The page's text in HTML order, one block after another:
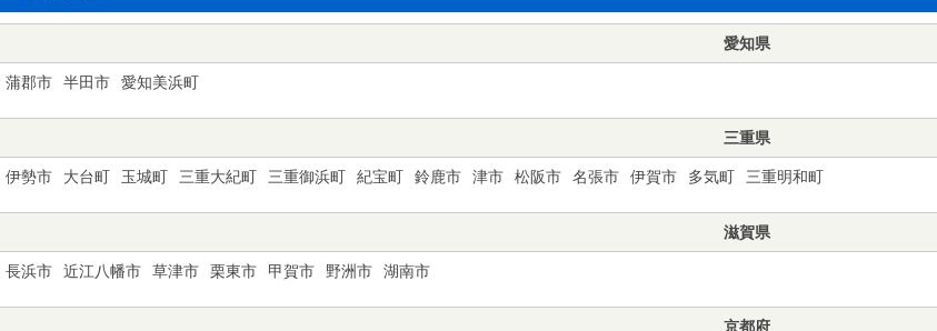
愛知県
蒲郡市 半田市 愛知美浜町
三重県
伊勢市 大台町 玉城町 三重大紀町 三重御浜町 紀宝町 鈴鹿市 津市 松阪市 名張市 伊賀市 多気町 三重明和町
滋賀県
長浜市 近江八幡市 草津市 栗東市 甲賀市 野洲市 湖南市
京都府